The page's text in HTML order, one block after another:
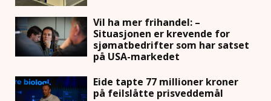
Vil ha mer frihandel: –
Situasjonen er krevende for
sjømatbedrifter som har satset
på USA-markedet
Eide tapte 77 millioner kroner
på feilslåtte prisveddemål